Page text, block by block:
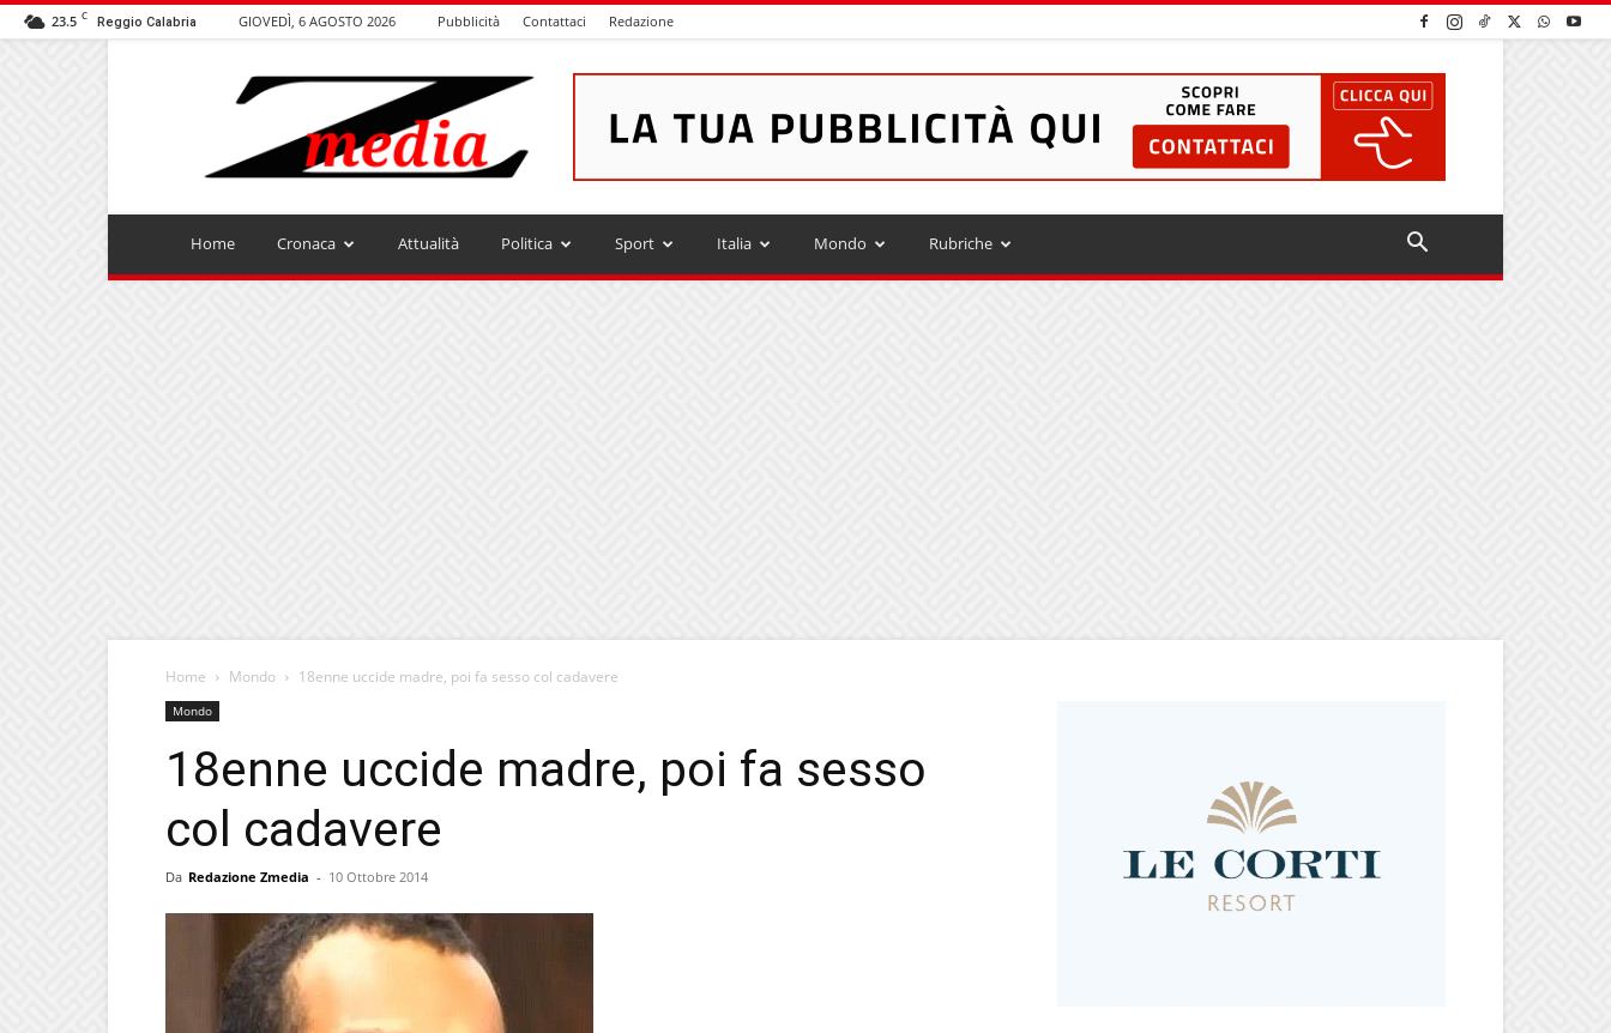
23.5 C Reggio Calabria GIOVEDÌ, 6 AGOSTO 2026 Pubblicità Contattaci Redazione
ZMEDIA
Home Cronaca Attualità Politica Sport Italia Mondo Rubriche
Home Mondo 18enne uccide madre, poi fa sesso col cadavere
Mondo
18enne uccide madre, poi fa sesso
col cadavere
Da Redazione Zmedia - 10 Ottobre 2014